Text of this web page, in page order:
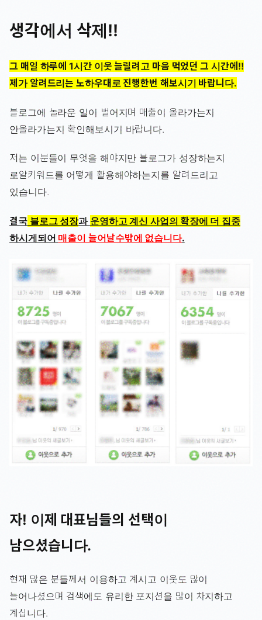
생각에서 삭제!!
그 매일 하루에 1시간 이웃 늘릴려고 마음 먹었던 그 시간에!!
제가 알려드리는 노하우대로 진행한번 해보시기 바랍니다.
블로그에 놀라운 일이 벌어지며 매출이 올라가는지
안올라가는지 확인해보시기 바랍니다.
저는 이분들이 무엇을 해야지만 블로그가 성장하는지
로얄키워드를 어떻게 활용해야하는지를 알려드리고
있습니다.
결국블로그 성장과 운영하고 계신 사업의 확장에 더 집중
하시게되어 매출이 늘어날수밖에 없습니다.
자! 이제 대표님들의 선택이
남으셨습니다.
현재 많은 분들께서 이용하고 계시고 이웃도 많이
늘어나셨으며 검색에도 유리한 포지션을 많이 차지하고
계십니다.